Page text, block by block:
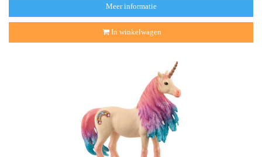
Meer informatie
In winkelwagen